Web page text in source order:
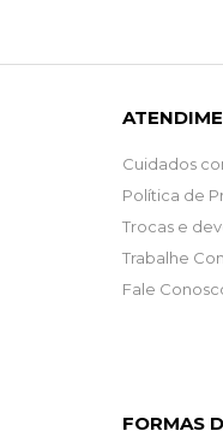
Cuidados
Política de
Trocas e
Trabalhe
Fale
FORMAS